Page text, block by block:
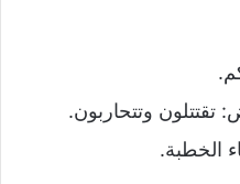
وتتحاربون.
الخطبة.